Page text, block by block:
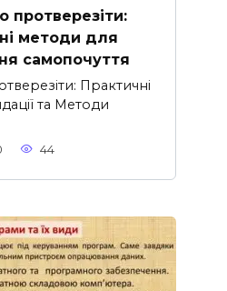
протверезіти:
методи для
самопочуття
Практичні
та Методи
44